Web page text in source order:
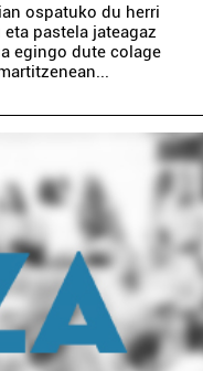
ospatuko du herri
pastela jateagaz
egingo dute colage